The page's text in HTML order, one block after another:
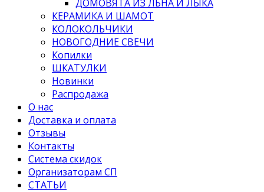
ДОМОВЯТА ИЗ ЛЬНА И ЛЫКА
КЕРАМИКА И ШАМОТ
КОЛОКОЛЬЧИКИ
НОВОГОДНИЕ СВЕЧИ
Копилки
ШКАТУЛКИ
Новинки
Распродажа
О нас
Доставка и оплата
Отзывы
Контакты
Система скидок
Организаторам СП
СТАТЬИ